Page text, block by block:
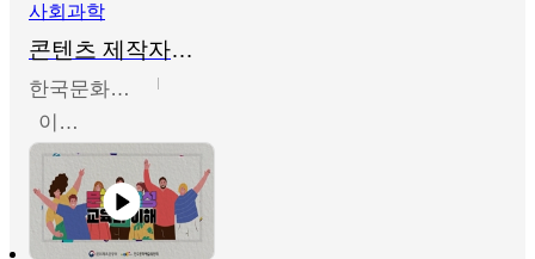
사회과학
콘텐츠 제작자를 위한 문화다양성의 이해
한국문화예술교육진흥원
이성민